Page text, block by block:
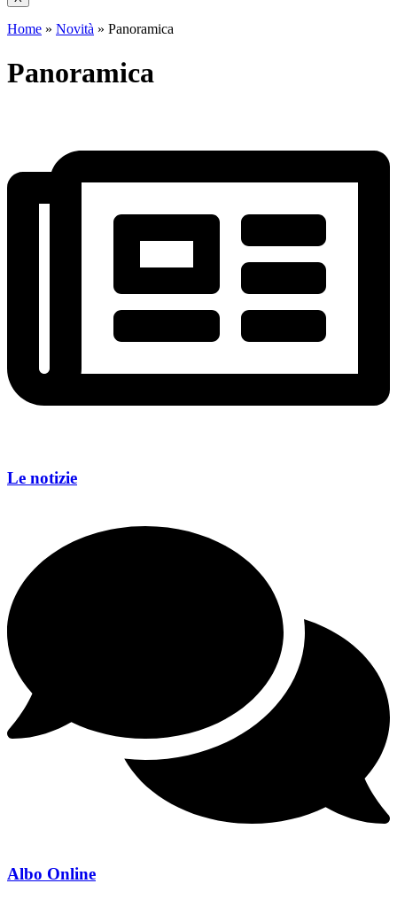
Home » Novità » Panoramica
Panoramica
Le notizie
Albo Online